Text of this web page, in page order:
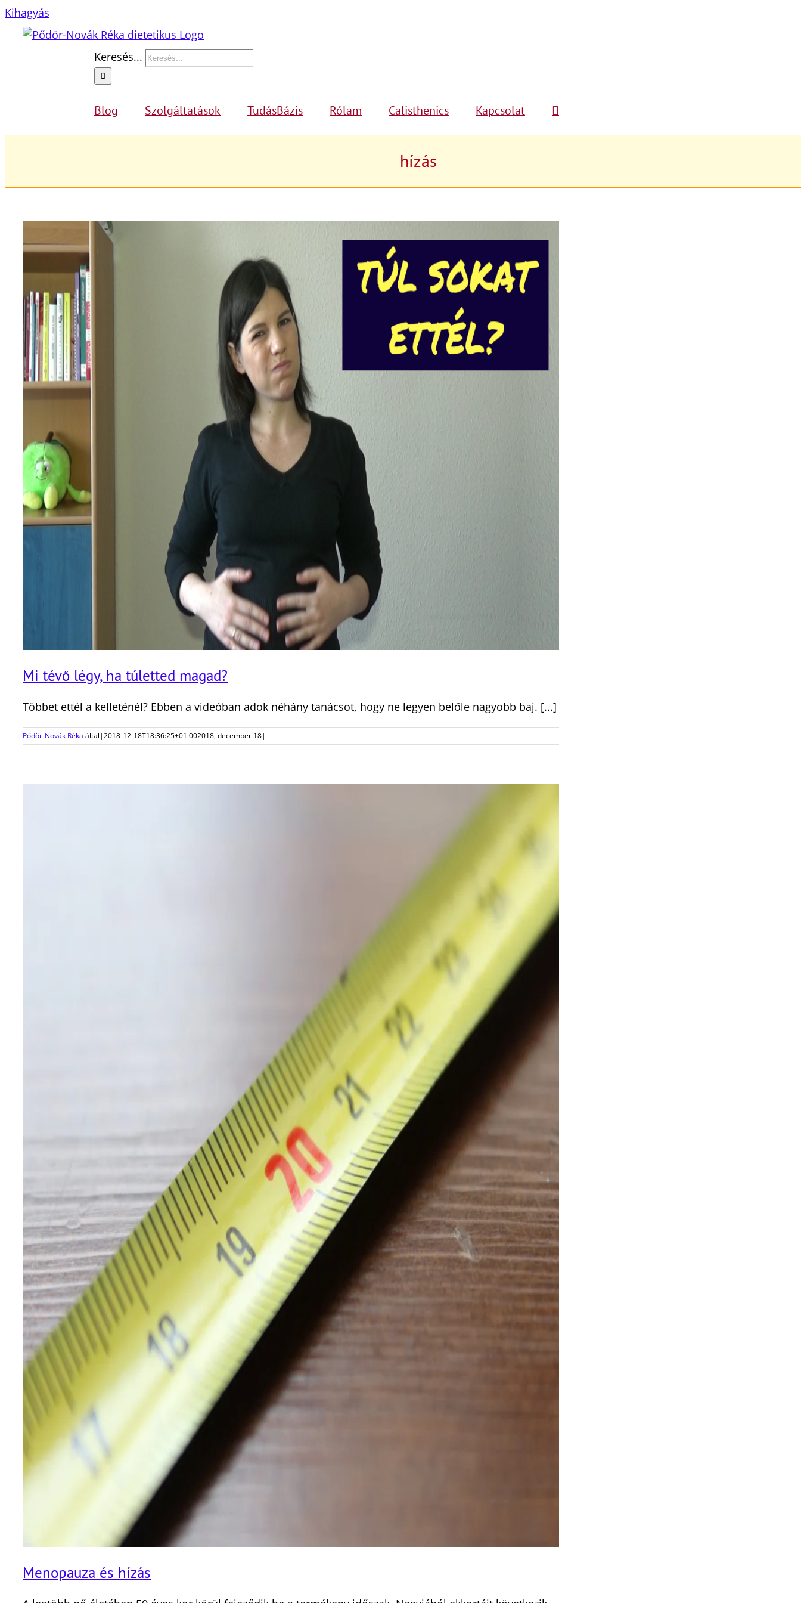
Kihagyás
Keresés...
Blog Szolgáltatások TudásBázis Rólam Calisthenics Kapcsolat
hízás
Mi tévő légy, ha túletted magad?
Többet ettél a kelleténél? Ebben a videóban adok néhány tanácsot, hogy ne legyen belőle nagyobb baj. [...]
Pődör-Novák Réka által|2018-12-18T18:36:25+01:002018, december 18|
Menopauza és hízás